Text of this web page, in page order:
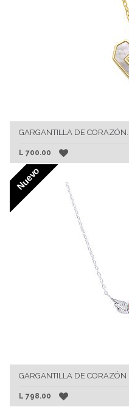
GARGANTILLA DE
L 700.00
Nuevo
GARGANTILLA DE CORAZÓN
L 798.00